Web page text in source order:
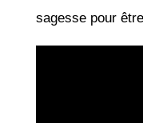
sagesse pour